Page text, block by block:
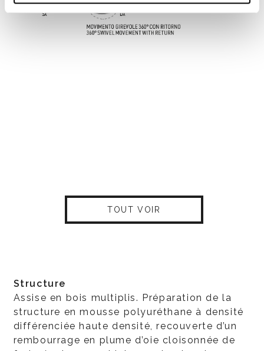
TOUT VOIR
Structure
Assise en bois multiplis. Préparation de la
structure en mousse polyuréthane à densité
différenciée haute densité, recouverte d’un
rembourrage en plume d’oie cloisonnée de